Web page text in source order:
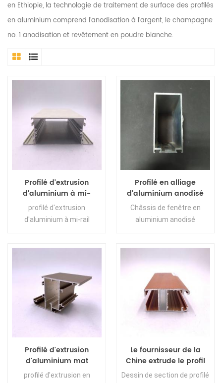
en Ethiopie, la technologie de traitement de surface des profilés
en aluminium comprend l’anodisation à l’argent, le champagne
no. 1 anodisation et revêtement en poudre blanche.
Profilé d'extrusion
d'aluminium à mi-
chemin de porte
d'Éthiopie de shengxin
profilé d'extrusion
d'aluminium à mi-rail
Profilé en alliage
d'aluminium anodisé
série 6000 pour châssis
de fenêtre et battant
Châssis de fenêtre en
aluminium anodisé
Profilé d'extrusion
d'aluminium mat
anodisé sur le marché
profilé d'extrusion en
Le fournisseur de la
Chine extrude le profil
en aluminium plat de
Dessin de section de profilé